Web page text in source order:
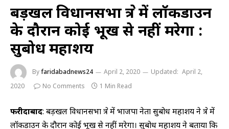
बड़खल विधानसभा क्षेत्र में लॉकडाउन
के दौरान कोई भूख से नहीं मरेगा :
सुबोध महाशय
Byfaridabadnews24 April 2, 2020 Updated: April 2,
2020
No Comments 1 Min Read
फरीदाबाद: बड़खल विधानसभा क्षेत्र में भाजपा नेता सुबोध महाशय ने क्षेत्र में
लॉकडाउन के दौरान कोई भूख से नहीं मरेगा। सुबोध महाशय ने बताया कि